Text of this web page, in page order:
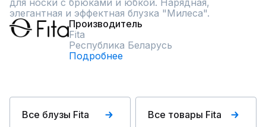
для носки с брюками и юбкой. Нарядная,
элегантная и эффектная блузка "Милеса".
Производитель
Fita
Республика Беларусь
Подробнее
Все блузы Fita Все товары Fita